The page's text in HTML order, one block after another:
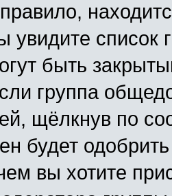
увидите список
быть
группа
щёлкнув по
будет
вы хотите